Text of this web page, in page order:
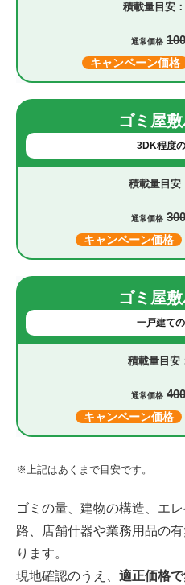
通常価格
キャンペーン価格
ゴミ屋
3DK程度
通常価格
キャンペーン価格
ゴミ屋
一戸建て
通常価格
キャンペーン価格
※上記はあくまで目安です。
ゴミの量、建物の構造、エ
路、店舗什器や業務用品の
ります。
現地確認のうえ、 適正価格